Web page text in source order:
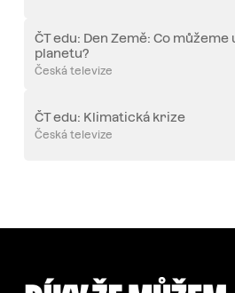
ČT edu: Den Země: Co
planetu?
Česká televize
ČT edu: Klimatická krize
Česká televize